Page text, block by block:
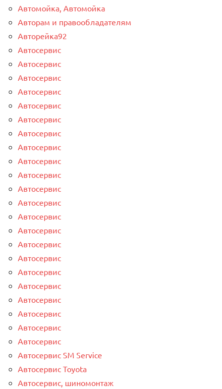
Автомойка, Автомойка
Авторам и правообладателям
Авторейка92
Автосервис
Автосервис
Автосервис
Автосервис
Автосервис
Автосервис
Автосервис
Автосервис
Автосервис
Автосервис
Автосервис
Автосервис
Автосервис
Автосервис
Автосервис
Автосервис
Автосервис
Автосервис
Автосервис
Автосервис
Автосервис
Автосервис
Автосервис SM Service
Автосервис Toyota
Автосервис, шиномонтаж